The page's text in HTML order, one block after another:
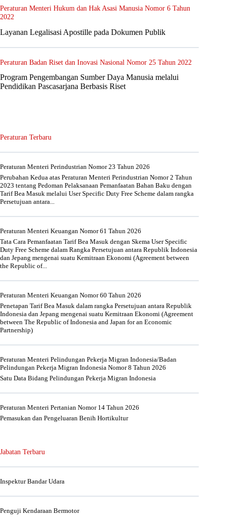
Peraturan Menteri Hukum dan Hak Asasi Manusia Nomor 6 Tahun
2022
Layanan Legalisasi Apostille pada Dokumen Publik
Peraturan Badan Riset dan Inovasi Nasional Nomor 25 Tahun 2022
Program Pengembangan Sumber Daya Manusia melalui
Pendidikan Pascasarjana Berbasis Riset
Peraturan Terbaru
Peraturan Menteri Perindustrian Nomor 23 Tahun 2026
Perubahan Kedua atas Peraturan Menteri Perindustrian Nomor 2 Tahun
2023 tentang Pedoman Pelaksanaan Pemanfaatan Bahan Baku dengan
Tarif Bea Masuk melalui User Specific Duty Free Scheme dalam rangka
Persetujuan antara...
Peraturan Menteri Keuangan Nomor 61 Tahun 2026
Tata Cara Pemanfaatan Tarif Bea Masuk dengan Skema User Specific
Duty Free Scheme dalam Rangka Persetujuan antara Republik Indonesia
dan Jepang mengenai suatu Kemitraan Ekonomi (Agreement between
the Republic of...
Peraturan Menteri Keuangan Nomor 60 Tahun 2026
Penetapan Tarif Bea Masuk dalam rangka Persetujuan antara Republik
Indonesia dan Jepang mengenai suatu Kemitraan Ekonomi (Agreement
between The Republic of Indonesia and Japan for an Economic
Partnership)
Peraturan Menteri Pelindungan Pekerja Migran Indonesia/Badan
Pelindungan Pekerja Migran Indonesia Nomor 8 Tahun 2026
Satu Data Bidang Pelindungan Pekerja Migran Indonesia
Peraturan Menteri Pertanian Nomor 14 Tahun 2026
Pemasukan dan Pengeluaran Benih Hortikultur
Jabatan Terbaru
Inspektur Bandar Udara
Penguji Kendaraan Bermotor